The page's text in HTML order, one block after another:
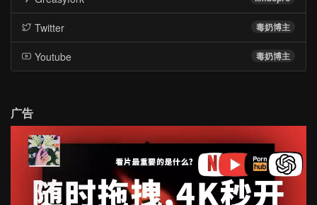
毒奶博主
Twitter
毒奶博主
Youtube
广告